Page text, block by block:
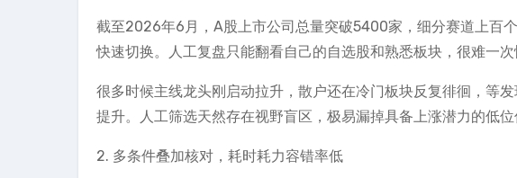
截至2026年6月，A股上市公司总量突破5400家，细分赛道上百
快速切换。人工复盘只能翻看自己的自选股和熟悉板块，很难一次
很多时候主线龙头刚启动拉升，散户还在冷门板块反复徘徊，等
提升。人工筛选天然存在视野盲区，极易漏掉具备上涨潜力的低位
2. 多条件叠加核对，耗时耗力容错率低